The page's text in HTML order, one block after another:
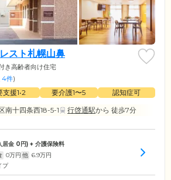
スト札幌山鼻
き高齢者向け住宅
4件)
支援1•2 要介護1〜5
認知症可
南十四条西18-5-1
行啓通駅から 徒歩7分
居金 0円) + 介護保険料
0万円 他 6.9万円
プ